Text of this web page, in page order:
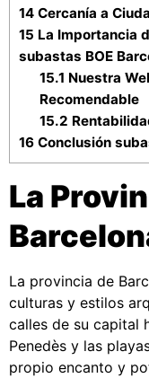
14 Cercanía a
15 La Importancia
subastas BOE
15.1 Nuestra
Recomendable
15.2
16 Conclusión
La
La provincia de
culturas y estilos
calles de su capital
Penedès y las
propio encanto y